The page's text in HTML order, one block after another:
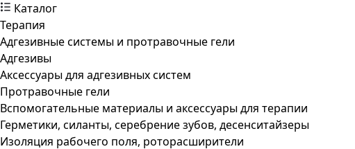
Каталог
Терапия
Адгезивные системы и протравочные гели
Адгезивы
Аксессуары для адгезивных систем
Протравочные гели
Вспомогательные материалы и аксессуары для терапии
Герметики, силанты, серебрение зубов, десенситайзеры
Изоляция рабочего поля, роторасширители